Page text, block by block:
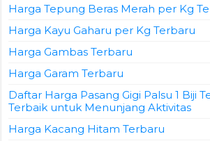
Harga Tepung Beras Merah per Kg
Harga Kayu Gaharu per Kg Terbaru
Harga Gambas Terbaru
Harga Garam Terbaru
Daftar Harga Pasang Gigi Palsu 1 Biji
Terbaik untuk Menunjang Aktivitas
Harga Kacang Hitam Terbaru